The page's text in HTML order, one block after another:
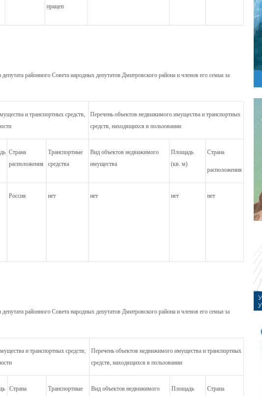
прицеп
районного Совета народных депутатов Дмитровского района и членов его семьи за
и транспортных средств,
Перечень объектов недвижимого имущества и транспортных
средств, находящихся в пользовании
Страна
расположения
Транспортные
средства
Вид объектов недвижимого
имущества
Площадь
(кв. м)
Страна
расположения
Россия нет нет нет нет
районного Совета народных депутатов Дмитровского района и членов его семьи за
и транспортных средств,
Перечень объектов недвижимого имущества и транспортных
средств, находящихся в пользовании
Страна Транспортные Вид объектов недвижимого Площадь Страна